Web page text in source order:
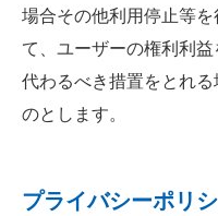
場合その他利用停止等
て、ユーザーの権利利
代わるべき措置をとれ
のとします。
プライバシーポリ